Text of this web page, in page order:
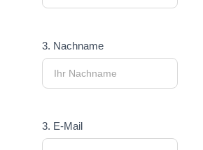
3. Nachname
3. E-Mail